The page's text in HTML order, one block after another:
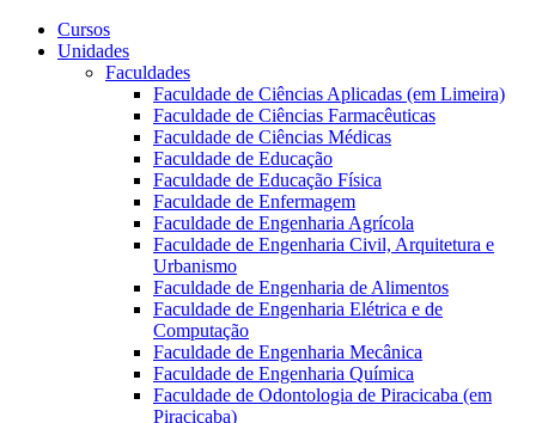
Cursos
Unidades
Faculdades
Faculdade de Ciências Aplicadas (em Limeira)
Faculdade de Ciências Farmacêuticas
Faculdade de Ciências Médicas
Faculdade de Educação
Faculdade de Educação Física
Faculdade de Enfermagem
Faculdade de Engenharia Agrícola
Faculdade de Engenharia Civil, Arquitetura e
Urbanismo
Faculdade de Engenharia de Alimentos
Faculdade de Engenharia Elétrica e de
Computação
Faculdade de Engenharia Mecânica
Faculdade de Engenharia Química
Faculdade de Odontologia de Piracicaba (em
Piracicaba)